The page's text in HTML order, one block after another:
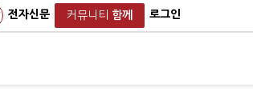
전자신문 커뮤니티 함께 로그인